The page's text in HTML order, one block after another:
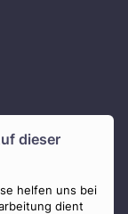
dieser
helfen uns bei
dient